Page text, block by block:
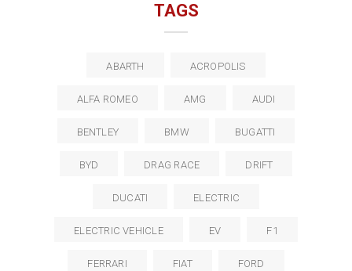
TAGS
ABARTH ACROPOLIS
ALFA ROMEO AMG AUDI
BENTLEY BMW BUGATTI
BYD DRAG RACE DRIFT
DUCATI ELECTRIC
ELECTRIC VEHICLE EV F1
FERRARI FIAT FORD